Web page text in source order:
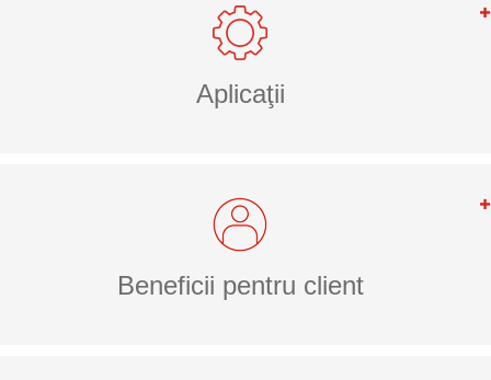
Aplicaţii
Beneficii pentru client